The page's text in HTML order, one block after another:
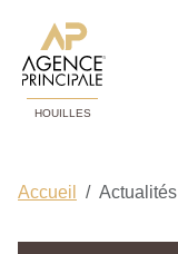
HOUILLES
Accueil Actualités